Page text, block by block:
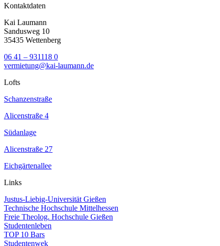
Kontaktdaten
Kai Laumann
Sandusweg 10
35435 Wettenberg
06 41 – 931118 0
vermietung@kai-laumann.de
Lofts
Schanzenstraße
Alicenstraße 4
Südanlage
Alicenstraße 27
Eichgärtenallee
Links
Justus-Liebig-Universität Gießen
Technische Hochschule Mittelhessen
Freie Theolog. Hochschule Gießen
Studentenleben
TOP 10 Bars
Studentenwek